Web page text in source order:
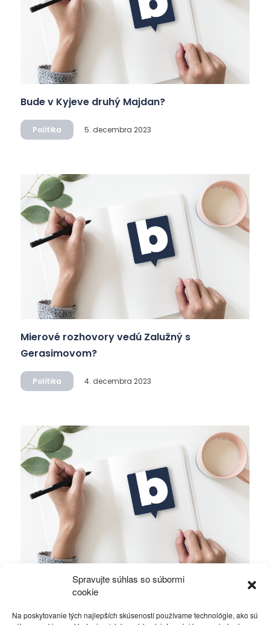
Spravujte súhlas so súbormi
cookie
Na poskytovanie tých najlepších skúseností používame technológie, ako sú
Bude v Kyjeve druhý Majdan?
Politika 5. decembra 2023
Mierové rozhovory vedú Zalužný s
Gerasimovom?
Politika 4. decembra 2023
Ficova vláda a médiá…
Politika 4. decembra 2023